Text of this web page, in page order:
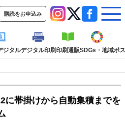
購読をお申込み
ジタルデジタル印刷印刷通販SDGs・地域ポ
事
ン
に帯掛けから自動集積までを